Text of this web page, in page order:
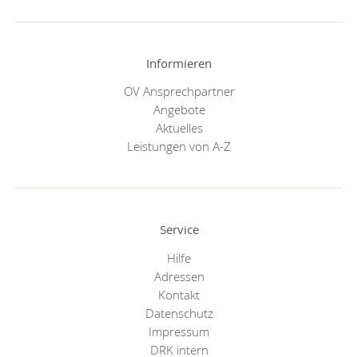
Informieren
OV Ansprechpartner
Angebote
Aktuelles
Leistungen von A-Z
Service
Hilfe
Adressen
Kontakt
Datenschutz
Impressum
DRK intern